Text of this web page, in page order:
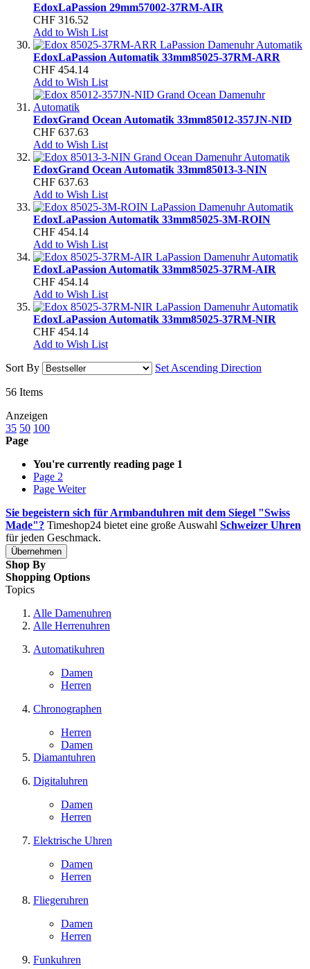
EdoxLaPassion 29mm57002-37RM-AIR
CHF 316.52
Add to Wish List
EdoxLaPassion Automatik 33mm85025-37RM-ARR
CHF 454.14
Add to Wish List
EdoxGrand Ocean Automatik 33mm85012-357JN-NID
CHF 637.63
Add to Wish List
EdoxGrand Ocean Automatik 33mm85013-3-NIN
CHF 637.63
Add to Wish List
EdoxLaPassion Automatik 33mm85025-3M-ROIN
CHF 454.14
Add to Wish List
EdoxLaPassion Automatik 33mm85025-37RM-AIR
CHF 454.14
Add to Wish List
EdoxLaPassion Automatik 33mm85025-37RM-NIR
CHF 454.14
Add to Wish List
Sort By
Set Ascending Direction
56 Items
Anzeigen
35 50 100
Page
You're currently reading page 1
Page 2
Page Weiter
Sie begeistern sich für Armbanduhren mit dem Siegel "Swiss
Made"? Timeshop24 bietet eine große Auswahl Schweizer Uhren
für jeden Geschmack.
Übernehmen
Shop By
Shopping Options
Topics
Alle Damenuhren
Alle Herrenuhren
Automatikuhren
Damen
Herren
Chronographen
Herren
Damen
Diamantuhren
Digitaluhren
Damen
Herren
Elektrische Uhren
Damen
Herren
Fliegeruhren
Damen
Herren
Funkuhren